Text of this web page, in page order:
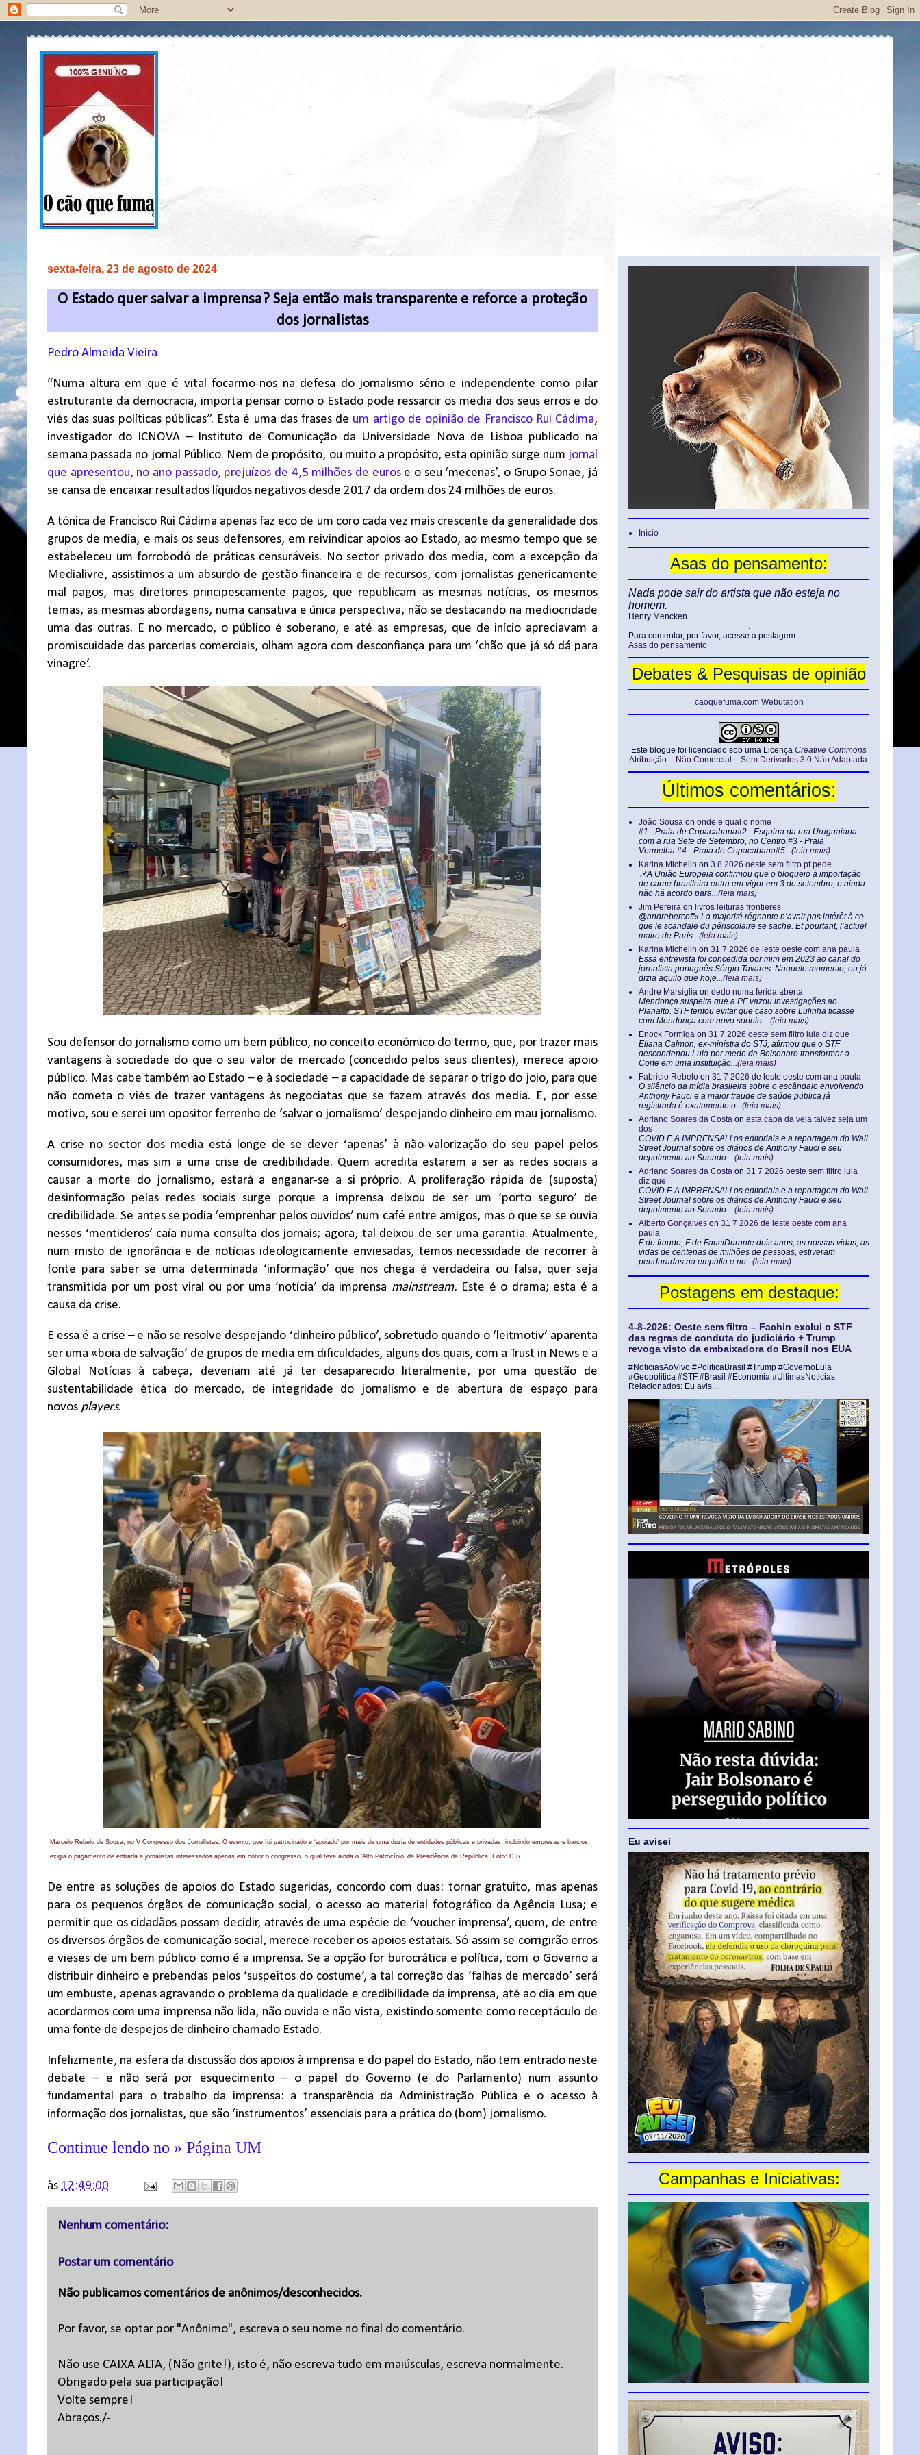
sexta-feira, 23 de agosto de 2024
O Estado quer salvar a imprensa? Seja então mais transparente e reforce a proteção
dos jornalistas
Pedro Almeida Vieira
“Numa altura em que é vital focarmo-nos na defesa do jornalismo sério e independente como pilar
estruturante da democracia, importa pensar como o Estado pode ressarcir os media dos seus erros e do
viés das suas políticas públicas”. Esta é uma das frases de um artigo de opinião de Francisco Rui Cádima,
investigador do ICNOVA – Instituto de Comunicação da Universidade Nova de Lisboa publicado na
semana passada no jornal Público. Nem de propósito, ou muito a propósito, esta opinião surge num jornal
que apresentou, no ano passado, prejuízos de 4,5 milhões de eurose o seu ‘mecenas’, o Grupo Sonae, já
se cansa de encaixar resultados líquidos negativos desde 2017 da ordem dos 24 milhões de euros.
A tónica de Francisco Rui Cádima apenas faz eco de um coro cada vez mais crescente da generalidade dos
grupos de media, e mais os seus defensores, em reivindicar apoios ao Estado, ao mesmo tempo que se
estabeleceu um forrobodó de práticas censuráveis. No sector privado dos media, com a excepção da
Medialivre, assistimos a um absurdo de gestão financeira e de recursos, com jornalistas genericamente
mal pagos, mas diretores principescamente pagos, que republicam as mesmas notícias, os mesmos
temas, as mesmas abordagens, numa cansativa e única perspectiva, não se destacando na mediocridade
uma das outras. E no mercado, o público é soberano, e até as empresas, que de início apreciavam a
promiscuidade das parcerias comerciais, olham agora com desconfiança para um ‘chão que já só dá para
vinagre’.
Sou defensor do jornalismo como um bem público, no conceito económico do termo, que, por trazer mais
vantagens à sociedade do que o seu valor de mercado (concedido pelos seus clientes), merece apoio
público. Mas cabe também ao Estado – e à sociedade – a capacidade de separar o trigo do joio, para que
não cometa o viés de trazer vantagens às negociatas que se fazem através dos media. E, por esse
motivo, sou e serei um opositor ferrenho de ‘salvar o jornalismo’ despejando dinheiro em mau jornalismo.
A crise no sector dos media está longe de se dever ‘apenas’ à não-valorização do seu papel pelos
consumidores, mas sim a uma crise de credibilidade. Quem acredita estarem a ser as redes sociais a
causar a morte do jornalismo, estará a enganar-se a si próprio. A proliferação rápida de (suposta)
desinformação pelas redes sociais surge porque a imprensa deixou de ser um ‘porto seguro’ de
credibilidade. Se antes se podia ‘emprenhar pelos ouvidos’ num café entre amigos, mas o que se se ouvia
nesses ‘mentideros’ caía numa consulta dos jornais; agora, tal deixou de ser uma garantia. Atualmente,
num misto de ignorância e de notícias ideologicamente enviesadas, temos necessidade de recorrer à
fonte para saber se uma determinada ‘informação’ que nos chega é verdadeira ou falsa, quer seja
transmitida por um post viral ou por uma ‘notícia’ da imprensa mainstream. Este é o drama; esta é a
causa da crise.
E essa é a crise – e não se resolve despejando ‘dinheiro público’, sobretudo quando o ‘leitmotiv’ aparenta
ser uma «boia de salvação’ de grupos de media em dificuldades, alguns dos quais, com a Trust in News e a
Global Notícias à cabeça, deveriam até já ter desaparecido literalmente, por uma questão de
sustentabilidade ética do mercado, de integridade do jornalismo e de abertura de espaço para
novos players.
Marcelo Rebelo de Sousa, no V Congresso dos Jornalistas. O evento, que foi patrocinado e ‘apoiado’ por mais de uma dúzia de entidades públicas e privadas, incluindo empresas e bancos,
exigia o pagamento de entrada a jornalistas interessados apenas em cobrir o congresso, o qual teve ainda o ‘Alto Patrocínio’ da Presidência da República. Foto: D.R.
De entre as soluções de apoios do Estado sugeridas, concordo com duas: tornar gratuito, mas apenas
para os pequenos órgãos de comunicação social, o acesso ao material fotográfico da Agência Lusa; e
permitir que os cidadãos possam decidir, através de uma espécie de ‘voucher imprensa’, quem, de entre
os diversos órgãos de comunicação social, merece receber os apoios estatais. Só assim se corrigirão erros
e vieses de um bem público como é a imprensa. Se a opção for burocrática e política, com o Governo a
distribuir dinheiro e prebendas pelos ‘suspeitos do costume’, a tal correção das ‘falhas de mercado’ será
um embuste, apenas agravando o problema da qualidade e credibilidade da imprensa, até ao dia em que
acordarmos com uma imprensa não lida, não ouvida e não vista, existindo somente como receptáculo de
uma fonte de despejos de dinheiro chamado Estado.
Infelizmente, na esfera da discussão dos apoios à imprensa e do papel do Estado, não tem entrado neste
debate – e não será por esquecimento – o papel do Governo (e do Parlamento) num assunto
fundamental para o trabalho da imprensa: a transparência da Administração Pública e o acesso à
informação dos jornalistas, que são ‘instrumentos’ essenciais para a prática do (bom) jornalismo.
Continue lendo no » Página UM
às 12:49:00
Nenhum comentário:
Postar um comentário
Não publicamos comentários de anônimos/desconhecidos.
Por favor, se optar por "Anônimo", escreva o seu nome no final do comentário.
Não use CAIXA ALTA, (Não grite!), isto é, não escreva tudo em maiúsculas, escreva normalmente.
Obrigado pela sua participação!
Volte sempre!
Abraços./-
Início
Asas do pensamento:
Nada pode sair do artista que não esteja no
homem.
Henry Mencken
.
Para comentar, por favor, acesse a postagem:
Asas do pensamento
Debates & Pesquisas de opinião
caoquefuma.com Webutation
Este blogue foi licenciado sob uma Licença Creative Commons
Atribuição – Não Comercial – Sem Derivados 3.0 Não Adaptada.
Últimos comentários:
João Sousa on onde e qual o nome
#1 - Praia de Copacabana#2 - Esquina da rua Uruguaiana
com a rua Sete de Setembro, no Centro.#3 - Praia
Vermelha.#4 - Praia de Copacabana#5...(leia mais)
Karina Michelin on 3 8 2026 oeste sem filtro pf pede
📌A União Europeia confirmou que o bloqueio à importação
de carne brasileira entra em vigor em 3 de setembro, e ainda
não há acordo para...(leia mais)
Jim Pereira on livros leituras frontieres
@andrebercoff« La majorité régnante n’avait pas intérêt à ce
que le scandale du périscolaire se sache. Et pourtant, l’actuel
maire de Paris...(leia mais)
Karina Michelin on 31 7 2026 de leste oeste com ana paula
Essa entrevista foi concedida por mim em 2023 ao canal do
jornalista português Sérgio Tavares. Naquele momento, eu já
dizia aquilo que hoje...(leia mais)
Andre Marsiglia on dedo numa ferida aberta
Mendonça suspeita que a PF vazou investigações ao
Planalto. STF tentou evitar que caso sobre Lulinha ficasse
com Mendonça com novo sorteio....(leia mais)
Enock Formiga on 31 7 2026 oeste sem filtro lula diz que
Eliana Calmon, ex-ministra do STJ, afirmou que o STF
descondenou Lula por medo de Bolsonaro transformar a
Corte em uma instituição...(leia mais)
Fabricio Rebelo on 31 7 2026 de leste oeste com ana paula
O silêncio da mídia brasileira sobre o escândalo envolvendo
Anthony Fauci e a maior fraude de saúde pública já
registrada é exatamente o...(leia mais)
Adriano Soares da Costa on esta capa da veja talvez seja um
dos
COVID E A IMPRENSALi os editoriais e a reportagem do Wall
Street Journal sobre os diários de Anthony Fauci e seu
depoimento ao Senado....(leia mais)
Adriano Soares da Costa on 31 7 2026 oeste sem filtro lula
diz que
COVID E A IMPRENSALi os editoriais e a reportagem do Wall
Street Journal sobre os diários de Anthony Fauci e seu
depoimento ao Senado....(leia mais)
Alberto Gonçalves on 31 7 2026 de leste oeste com ana
paula
F de fraude, F de FauciDurante dois anos, as nossas vidas, as
vidas de centenas de milhões de pessoas, estiveram
penduradas na empáfia e no...(leia mais)
Postagens em destaque:
4-8-2026: Oeste sem filtro – Fachin exclui o STF
das regras de conduta do judiciário + Trump
revoga visto da embaixadora do Brasil nos EUA
#NoticiasAoVivo #PoliticaBrasil #Trump #GovernoLula
#Geopolitica #STF #Brasil #Economia #UltimasNoticias
Relacionados: Eu avis...
Eu avisei
Campanhas e Iniciativas: